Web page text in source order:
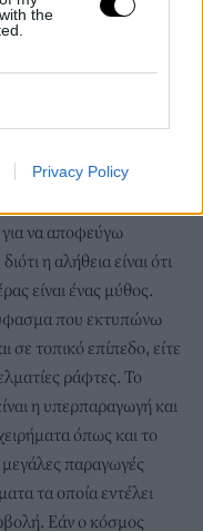
the
Privacy Policy
οι πρώτες ύλες
και του
αλλά και
να αποφεύγω
η αλήθεια είναι ότι
είναι ένας μύθος.
που εκτυπώνω
σε τοπικό επίπεδο, είτε
ράφτες. Το
η υπερπαραγωγή και
όπως και το
παραγωγές
τα οποία εντέλει
Εάν ο κόσμος